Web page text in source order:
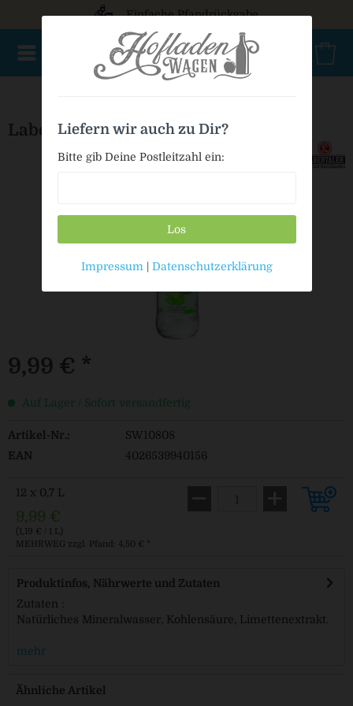
Einfache Pfandrückgabe
Labertaler Limetten-Wasser
9,99 € *
Auf Lager / Sofort versandfertig
Artikel-Nr.:
SW10808
EAN
4026539940156
12 x 0,7 L
9,99 €
(1,19 € / 1 L)
MEHRWEG zzgl. Pfand: 4,50 € *
Produktinfos, Nährwerte und Zutaten
Zutaten :
Natürliches Mineralwasser, Kohlensäure, Limettenextrakt.
mehr
Ähnliche Artikel
Liefern wir auch zu Dir?
Bitte gib Deine Postleitzahl ein:
Los
Impressum | Datenschutzerklärung